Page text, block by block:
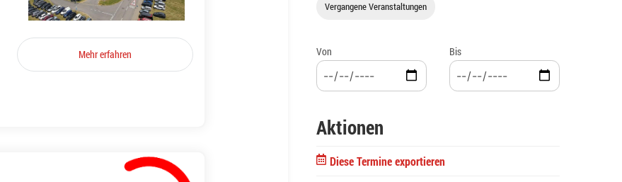
Mehr erfahren
Vergangene Veranstaltungen
Von Bis
Aktionen
Diese Termine exportieren